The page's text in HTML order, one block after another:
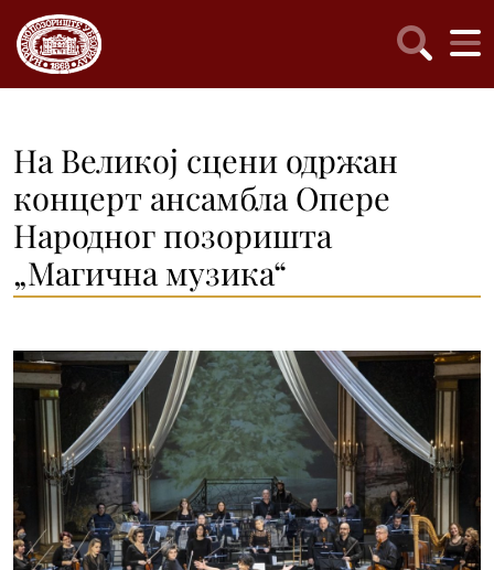
На Великој сцени одржан
концерт ансамбла Опере
Народног позоришта
„Магична музика“